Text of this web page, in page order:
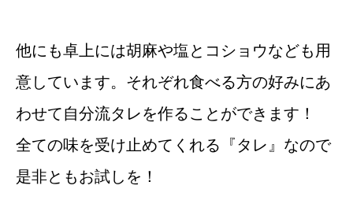
他にも卓上には胡麻や塩とコショウなども用
意しています。それぞれ食べる方の好みにあ
わせて自分流タレを作ることができます！
全ての味を受け止めてくれる『タレ』なので
是非ともお試しを！